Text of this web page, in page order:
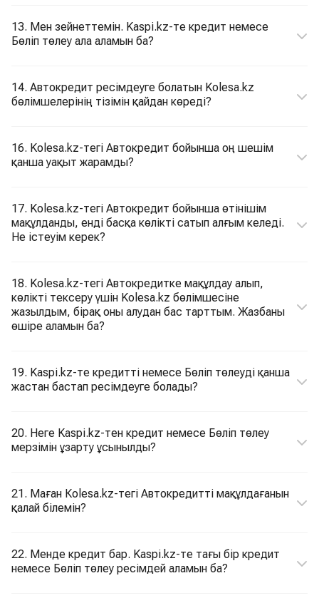
13. Мен зейнеттемін. Kaspi.kz-те кредит немесе
Бөліп төлеу ала аламын ба?
14. Автокредит ресімдеуге болатын Kolesa.kz
бөлімшелерінің тізімін қайдан көреді?
16. Kolesa.kz-тегі Автокредит бойынша оң шешім
қанша уақыт жарамды?
17. Kolesa.kz-тегі Автокредит бойынша өтінішім
мақұлданды, енді басқа көлікті сатып алғым келеді.
Не істеуім керек?
18. Kolesa.kz-тегі Автокредитке мақұлдау алып,
көлікті тексеру үшін Kolesa.kz бөлімшесіне
жазылдым, бірақ оны алудан бас тарттым. Жазбаны
өшіре аламын ба?
19. Kaspi.kz-те кредитті немесе Бөліп төлеуді қанша
жастан бастап ресімдеуге болады?
20. Неге Kaspi.kz-тен кредит немесе Бөліп төлеу
мерзімін ұзарту ұсынылды?
21. Маған Кolesa.kz-тегі Автокредитті мақұлдағанын
қалай білемін?
22. Менде кредит бар. Kaspi.kz-те тағы бір кредит
немесе Бөліп төлеу ресімдей аламын ба?